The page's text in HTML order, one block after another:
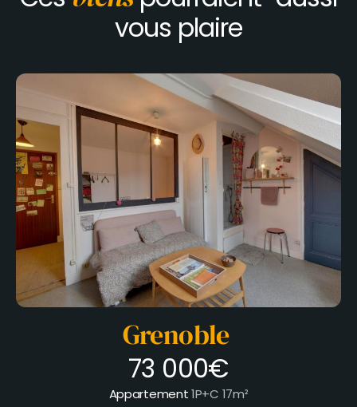
vous plaire
Grenoble
73 000€
Appartement1P+C 17m²